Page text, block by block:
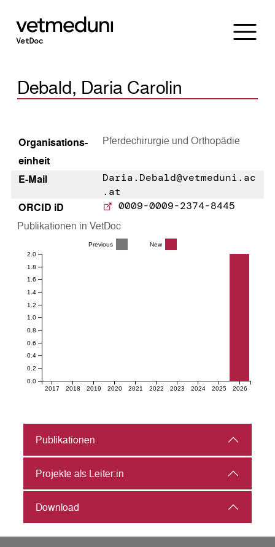
Debald, Daria Carolin
Organisations­
einheit
Pferdechirurgie und Orthopädie
E-Mail
Daria.Debald@vetmeduni.ac
.at
ORCID iD 0009-0009-2374-8445
Publikationen in VetDoc
2017 2018 2019 2020 2021 2022 2023 2024 2025 2026
0.0
0.2
0.4
0.6
0.8
1.0
1.2
1.4
1.6
1.8
2.0
Previous New
Publikationen
Projekte als Leiter:in
Download